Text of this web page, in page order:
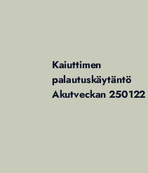
Kaiuttimen
palautuskäytäntö
Akutveckan 250122